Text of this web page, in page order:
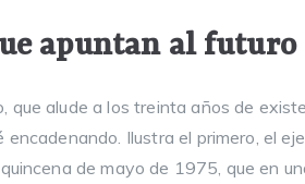
apuntan al futuro
que alude a los treinta años de
encadenando. Ilustra el primero, el
de mayo de 1975, que en